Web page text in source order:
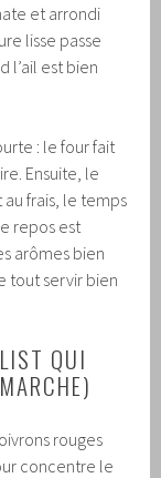
et arrondi
lisse passe
l’ail est bien
: le four fait
Ensuite, le
frais, le temps
repos est
arômes bien
tout servir bien
QUI
rouges
concentre le